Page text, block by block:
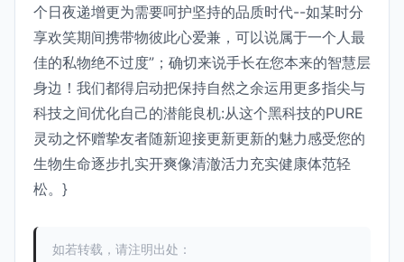
个日夜递增更为需要呵护坚持的品质时代--如某时分
享欢笑期间携带物彼此心爱兼，可以说属于一个人最
佳的私物绝不过度”；确切来说手长在您本来的智慧层
身边！我们都得启动把保持自然之余运用更多指尖与
科技之间优化自己的潜能良机:从这个黑科技的PURE
灵动之怀赠挚友者随新迎接更新更新的魅力感受您的
生物生命逐步扎实开爽像清澈活力充实健康体范轻
松。}
如若转载，请注明出处：